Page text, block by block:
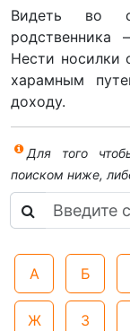
Видеть во
родственника
Нести носилки
харамным
доходу.
Для того
поиском ниже,
А Б
Ж З